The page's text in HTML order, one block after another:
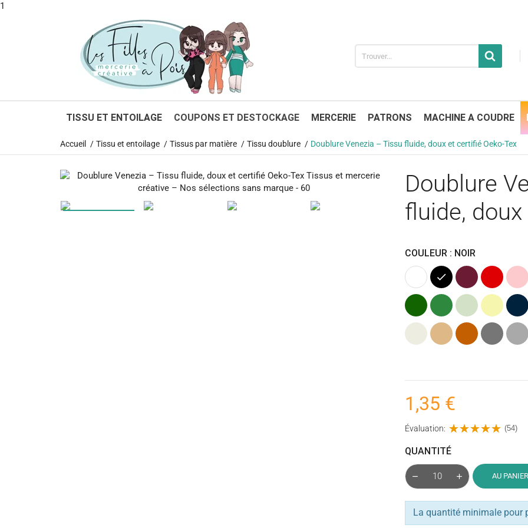
1
TISSU ET ENTOILAGE COUPONS ET DESTOCKAGE MERCERIE PATRONS MACHINE A COUDRE
Accueil Tissu et entoilage Tissus par matière Tissu doublure Doublure Venezia – Tissu fluide, doux et certifié Oeko-Tex
Doublure
fluide,
COULEUR : NOIR
Blanc Noir BordeauxRouge Rose
Vert
foncé
Vert
Vert
menthe
Jaune
pastel
Bleu
Ecru
NaturelTerracotta
Gris
foncé
Gris
1,35 €
Évaluation: (54)
QUANTITÉ
AU PANIER
La quantité minimale pour